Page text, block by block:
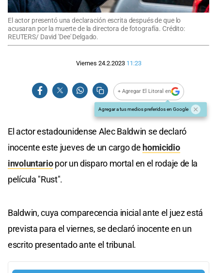
El actor presentó una declaración escrita después de que lo
acusaran por la muerte de la directora de fotografía. Crédito:
REUTERS/ David 'Dee' Delgado.
Viernes 24.2.2023 11:23
+ Agregar El Litoral en
Agregar a tus medios preferidos en Google
El actor estadounidense Alec Baldwin se declaró
inocente este jueves de un cargo de homicidio
involuntariopor un disparo mortal en el rodaje de la
película "Rust".
Baldwin, cuya comparecencia inicial ante el juez está
prevista para el viernes, se declaró inocente en un
escrito presentado ante el tribunal.